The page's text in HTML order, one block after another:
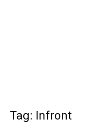
Tag: Infront